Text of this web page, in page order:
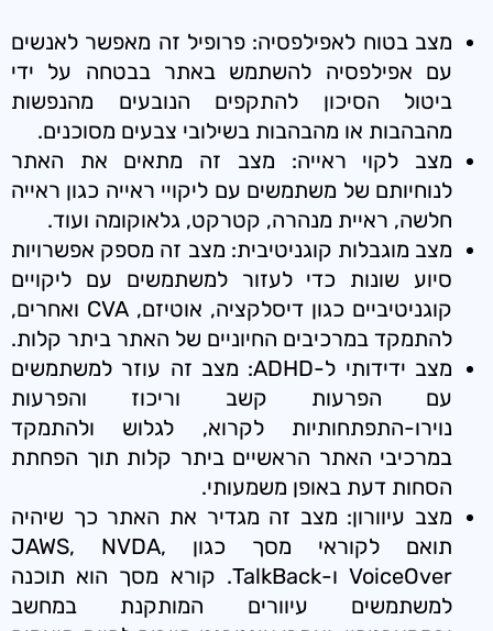
מצב בטוח לאפילפסיה: פרופיל זה מאפשר לאנשים
עם אפילפסיה להשתמש באתר בבטחה על ידי
ביטול הסיכון להתקפים הנובעים מהנפשות
מהבהבות או מהבהבות בשילובי צבעים מסוכנים.
מצב לקוי ראייה: מצב זה מתאים את האתר
לנוחיותם של משתמשים עם ליקויי ראייה כגון ראייה
חלשה, ראיית מנהרה, קטרקט, גלאוקומה ועוד.
מצב מוגבלות קוגניטיבית: מצב זה מספק אפשרויות
סיוע שונות כדי לעזור למשתמשים עם ליקויים
קוגניטיביים כגון דיסלקציה, אוטיזם, CVA ואחרים,
להתמקד במרכיבים החיוניים של האתר ביתר קלות.
מצב ידידותי ל-ADHD: מצב זה עוזר למשתמשים
עם הפרעות קשב וריכוז והפרעות
נוירו-התפתחותיות לקרוא, לגלוש ולהתמקד
במרכיבי האתר הראשיים ביתר קלות תוך הפחתת
הסחות דעת באופן משמעותי.
מצב עיוורון: מצב זה מגדיר את האתר כך שיהיה
תואם לקוראי מסך כגון JAWS, NVDA,
VoiceOver ו-TalkBack. קורא מסך הוא תוכנה
למשתמשים עיוורים המותקנת במחשב